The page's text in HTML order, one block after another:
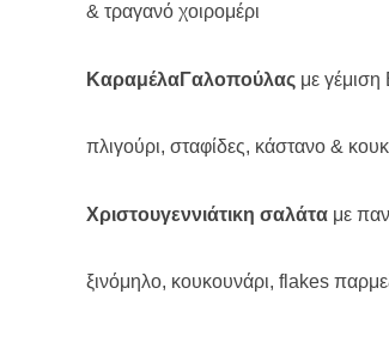
& τραγανό χοιρομέρι
ΚαραμέλαΓαλοπούλας με
πλιγούρι, σταφίδες, κάστανο &
Χριστουγεννιάτικη σαλάτα με
ξινόμηλο, κουκουνάρι, flakes